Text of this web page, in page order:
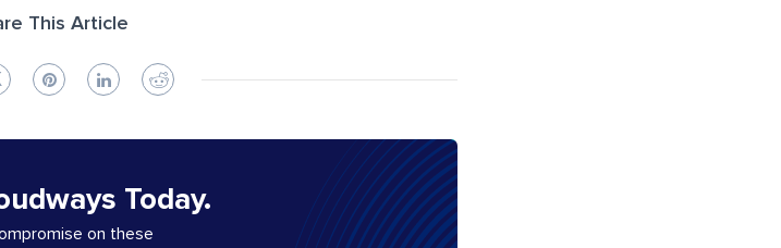
This Article
Today.
on these